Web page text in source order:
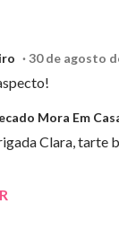
30 de agosto
Mora Em
Clara, tarte